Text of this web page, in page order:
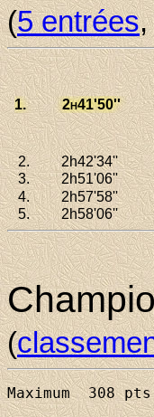
(5 entrées
1. 2h41'50''
2. 2h42'34''
3. 2h51'06''
4. 2h57'58''
5. 2h58'06''
(
Maximum	 308 pts (100%)